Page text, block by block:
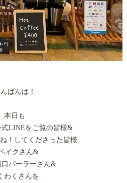
ばんは！
本日も
式LINEをご覧の皆様&
！してくださった皆様
イクさん&
パーラーさん&
わくさんを